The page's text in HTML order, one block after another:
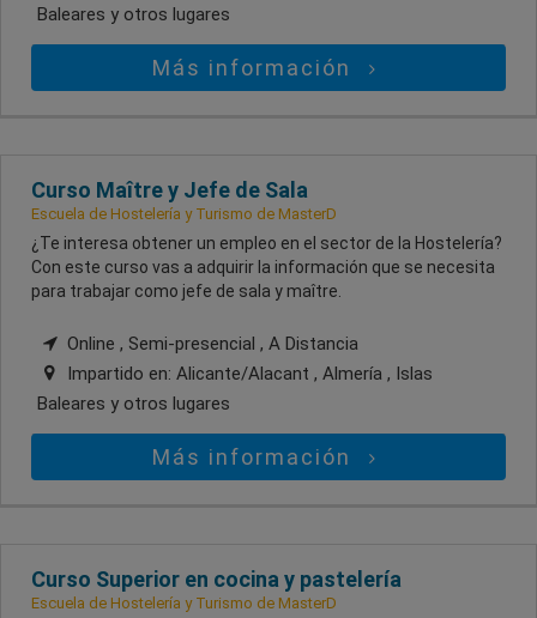
Baleares y otros lugares
Más información
Curso Maître y Jefe de Sala
Escuela de Hostelería y Turismo de MasterD
¿Te interesa obtener un empleo en el sector de la Hostelería?
Con este curso vas a adquirir la información que se necesita
para trabajar como jefe de sala y maître.
Online , Semi-presencial , A Distancia
Impartido en: Alicante/Alacant , Almería , Islas
Baleares y otros lugares
Más información
Curso Superior en cocina y pastelería
Escuela de Hostelería y Turismo de MasterD